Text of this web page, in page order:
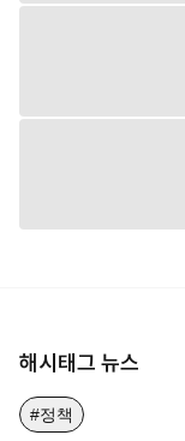
해시태그 뉴스
#정책